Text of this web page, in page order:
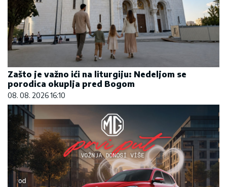
Zašto je važno ići na liturgiju: Nedeljom se
porodica okuplja pred Bogom
08. 08. 2026 16:10